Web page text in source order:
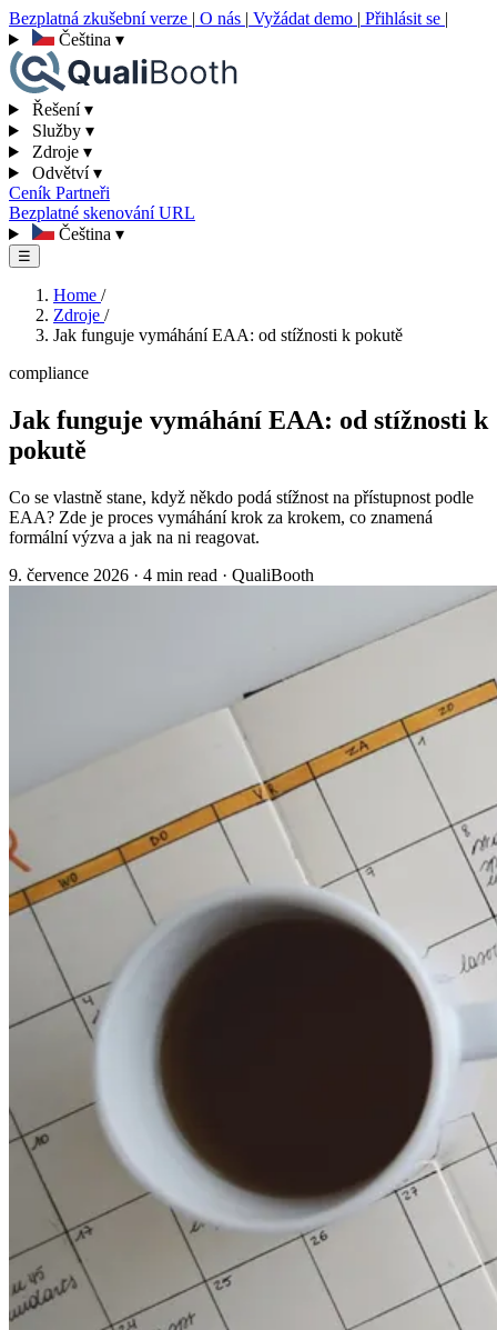
Bezplatná zkušební verze | O nás | Vyžádat demo | Přihlásit se |
Čeština ▾
Řešení▾
Služby ▾
Zdroje ▾
Odvětví▾
Ceník Partneři
Bezplatné skenování URL
Čeština ▾
☰
Home /
Zdroje /
Jak funguje vymáhání EAA: od stížnosti k pokutě
compliance
Jak funguje vymáhání EAA: od stížnosti k
pokutě
Co se vlastně stane, když někdo podá stížnost na přístupnost podle
EAA? Zde je proces vymáhání krok za krokem, co znamená
formální výzva a jak na ni reagovat.
9. července 2026 · 4 min read · QualiBooth